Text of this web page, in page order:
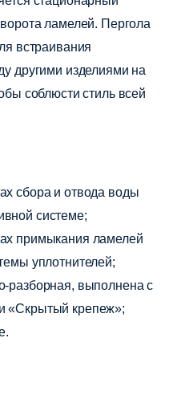
ламелей. Пергола
встраивания
другими изделиями на
соблюсти стиль всей
сбора и отвода воды
системе;
примыкания ламелей
уплотнителей;
разборная, выполнена с
«Скрытый крепеж»;